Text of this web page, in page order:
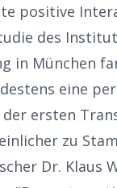
positive
des
in München
eine
ersten
zu
Dr. Klaus